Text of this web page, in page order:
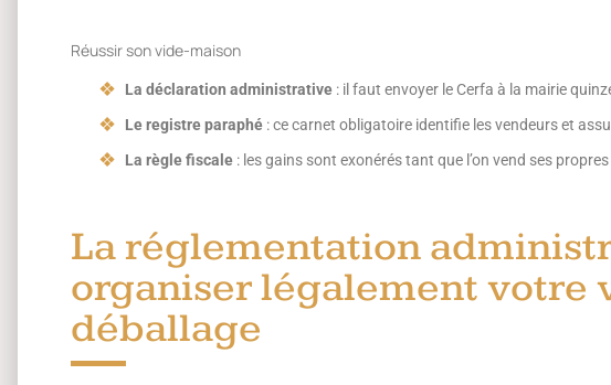
Réussir son vide-maison
La déclaration administrative : il faut envoyer le Cerfa à la mairie
Le registre paraphé : ce carnet obligatoire identifie les vendeurs et
La règle fiscale : les gains sont exonérés tant que l’on vend ses
La réglementation
organiser légalement votre
déballage